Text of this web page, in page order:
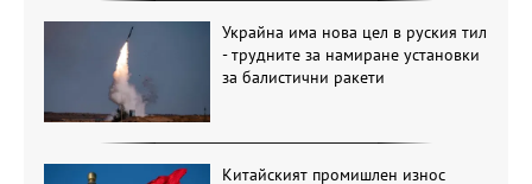
Украйна има нова цел в руския тил
- трудните за намиране установки
за балистични ракети
Китайският промишлен износ